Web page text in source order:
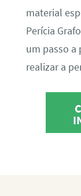
material
Perícia
um passo a
realizar a